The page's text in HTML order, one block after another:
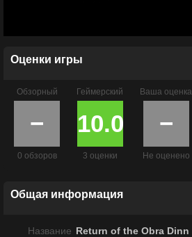
Оценки игры
Обзорный
−
0 обзоров
Геймерский
10.0
3 оценки
Ваша оценка
−
Не оценено
Общая информация
Название Return of the Obra Dinn